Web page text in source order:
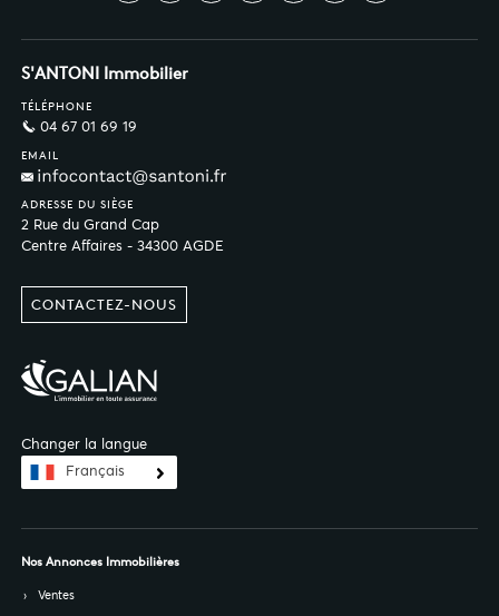
S'ANTONI Immobilier
TÉLÉPHONE
04 67 01 69 19
EMAIL
ADRESSE DU SIÈGE
2 Rue du Grand Cap
Centre Affaires - 34300 AGDE
CONTACTEZ-NOUS
Changer la langue
Français
Nos Annonces Immobilières
Ventes